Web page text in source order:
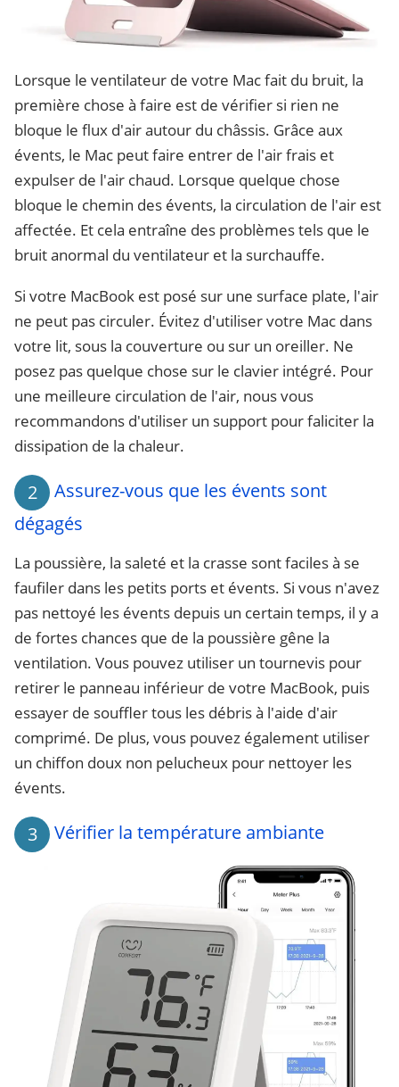
Lorsque le ventilateur de votre Mac fait du bruit, la
première chose à faire est de vérifier si rien ne
bloque le flux d'air autour du châssis. Grâce aux
évents, le Mac peut faire entrer de l'air frais et
expulser de l'air chaud. Lorsque quelque chose
bloque le chemin des évents, la circulation de l'air est
affectée. Et cela entraîne des problèmes tels que le
bruit anormal du ventilateur et la surchauffe.
Si votre MacBook est posé sur une surface plate, l'air
ne peut pas circuler. Évitez d'utiliser votre Mac dans
votre lit, sous la couverture ou sur un oreiller. Ne
posez pas quelque chose sur le clavier intégré. Pour
une meilleure circulation de l'air, nous vous
recommandons d'utiliser un support pour faliciter la
dissipation de la chaleur.
2
Assurez-vous que les évents sont
dégagés
La poussière, la saleté et la crasse sont faciles à se
faufiler dans les petits ports et évents. Si vous n'avez
pas nettoyé les évents depuis un certain temps, il y a
de fortes chances que de la poussière gêne la
ventilation. Vous pouvez utiliser un tournevis pour
retirer le panneau inférieur de votre MacBook, puis
essayer de souffler tous les débris à l'aide d'air
comprimé. De plus, vous pouvez également utiliser
un chiffon doux non pelucheux pour nettoyer les
évents.
3 Vérifier la température ambiante